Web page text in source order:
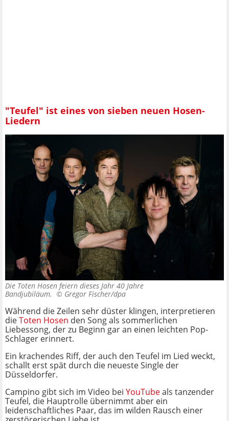
"Teufel" ist eines von sieben neuen Hosen-
Liedern
Die Toten Hosen feiern dieses Jahr 40 Jahre
Bandjubiläum. © Gregor Fischer/dpa
Während die Zeilen sehr düster klingen, interpretieren
dieToten Hosen den Song als sommerlichen
Liebessong, der zu Beginn gar an einen leichten Pop-
Schlager erinnert.
Ein krachendes Riff, der auch den Teufel im Lied weckt,
schallt erst spät durch die neueste Single der
Düsseldorfer.
Campino gibt sich im Video bei YouTubeals tanzender
Teufel, die Hauptrolle übernimmt aber ein
leidenschaftliches Paar, das im wilden Rausch einer